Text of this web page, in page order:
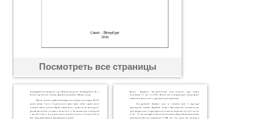
Посмотреть все страницы